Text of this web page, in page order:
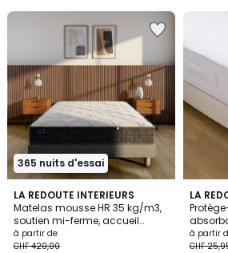
365 nuits d'essai
LA REDOUTE INTERIEURS
Matelas mousse HR 35 kg/m3,
soutien mi-ferme, accueil
moelleux
à partir de
CHF 420,00
3,2
/ 5
LA
maxi 30
à partir
CHF
3,8
/ 5